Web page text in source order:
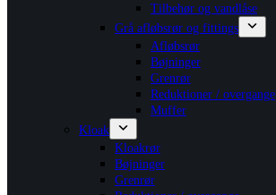
Tilbehør og vandlåse
Grå afløbsrør og fittings
Afløbsrør
Bøjninger
Grenrør
Reduktioner / overgange
Muffer
Kloak
Kloakrør
Bøjninger
Grenrør